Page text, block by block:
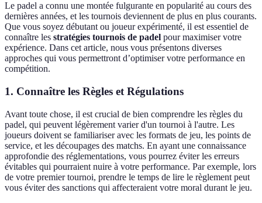
Le padel a connu une montée fulgurante en popularité au cours des
dernières années, et les tournois deviennent de plus en plus courants.
Que vous soyez débutant ou joueur expérimenté, il est essentiel de
connaître les stratégies tournois de padel pour maximiser votre
expérience. Dans cet article, nous vous présentons diverses
approches qui vous permettront d’optimiser votre performance en
compétition.
1. Connaître les Règles et Régulations
Avant toute chose, il est crucial de bien comprendre les règles du
padel, qui peuvent légèrement varier d'un tournoi à l'autre. Les
joueurs doivent se familiariser avec les formats de jeu, les points de
service, et les découpages des matchs. En ayant une connaissance
approfondie des réglementations, vous pourrez éviter les erreurs
évitables qui pourraient nuire à votre performance. Par exemple, lors
de votre premier tournoi, prendre le temps de lire le règlement peut
vous éviter des sanctions qui affecteraient votre moral durant le jeu.